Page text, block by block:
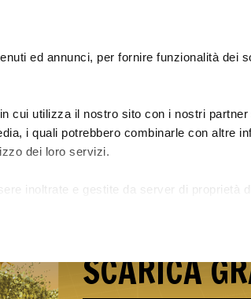
ed annunci, per fornire funzionalità dei
cui utilizza il nostro sito con i nostri
i quali potrebbero combinarle con altre
dei loro servizi.
inoltrate e gestite da server di proprietà
e impara Preiscrizione Academy
Scopri i
SCARICA